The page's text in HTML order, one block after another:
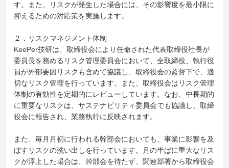
す。また、リスクが発生した場合には、その影響度を最小限に
抑えるための対応策を実施します。
２．リスクマネジメント体制
KeePer技研は、取締役会により任命された代表取締役社長が
委員長を務めるリスク管理委員会において、全取締役、執行役
員が外部要因リスクも含めて協議し、取締役会の監督下で、適
切なリスク管理を行っています。また、取締役会はリスク管理
体制の有効性を定期的にレビューしています。なお、中長期的
に重要なリスクは、サステナビリティ委員会でも協議し、取締
役会に報告され、業務執行に反映されます。
また、毎月月初に行われる幹部会においても、事業に影響を及
ぼすリスクの洗い出しを行っています。月の半ばに重大なリス
クが浮上した場合は、幹部会を待たず、関連部署から取締役会